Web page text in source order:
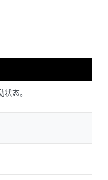
状态。